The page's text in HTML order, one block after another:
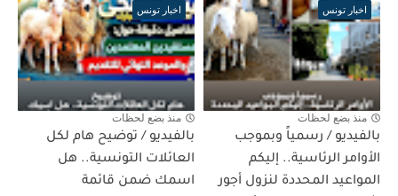
اخبار تونس
منذ بضع لحظات
بالفيديو / رسمياً وبموجب
الأوامر الرئاسية.. إليكم
المواعيد المحددة لنزول أجور
اخبار تونس
منذ بضع لحظات
بالفيديو / توضيح هام لكل
العائلات التونسية.. هل
اسمك ضمن قائمة